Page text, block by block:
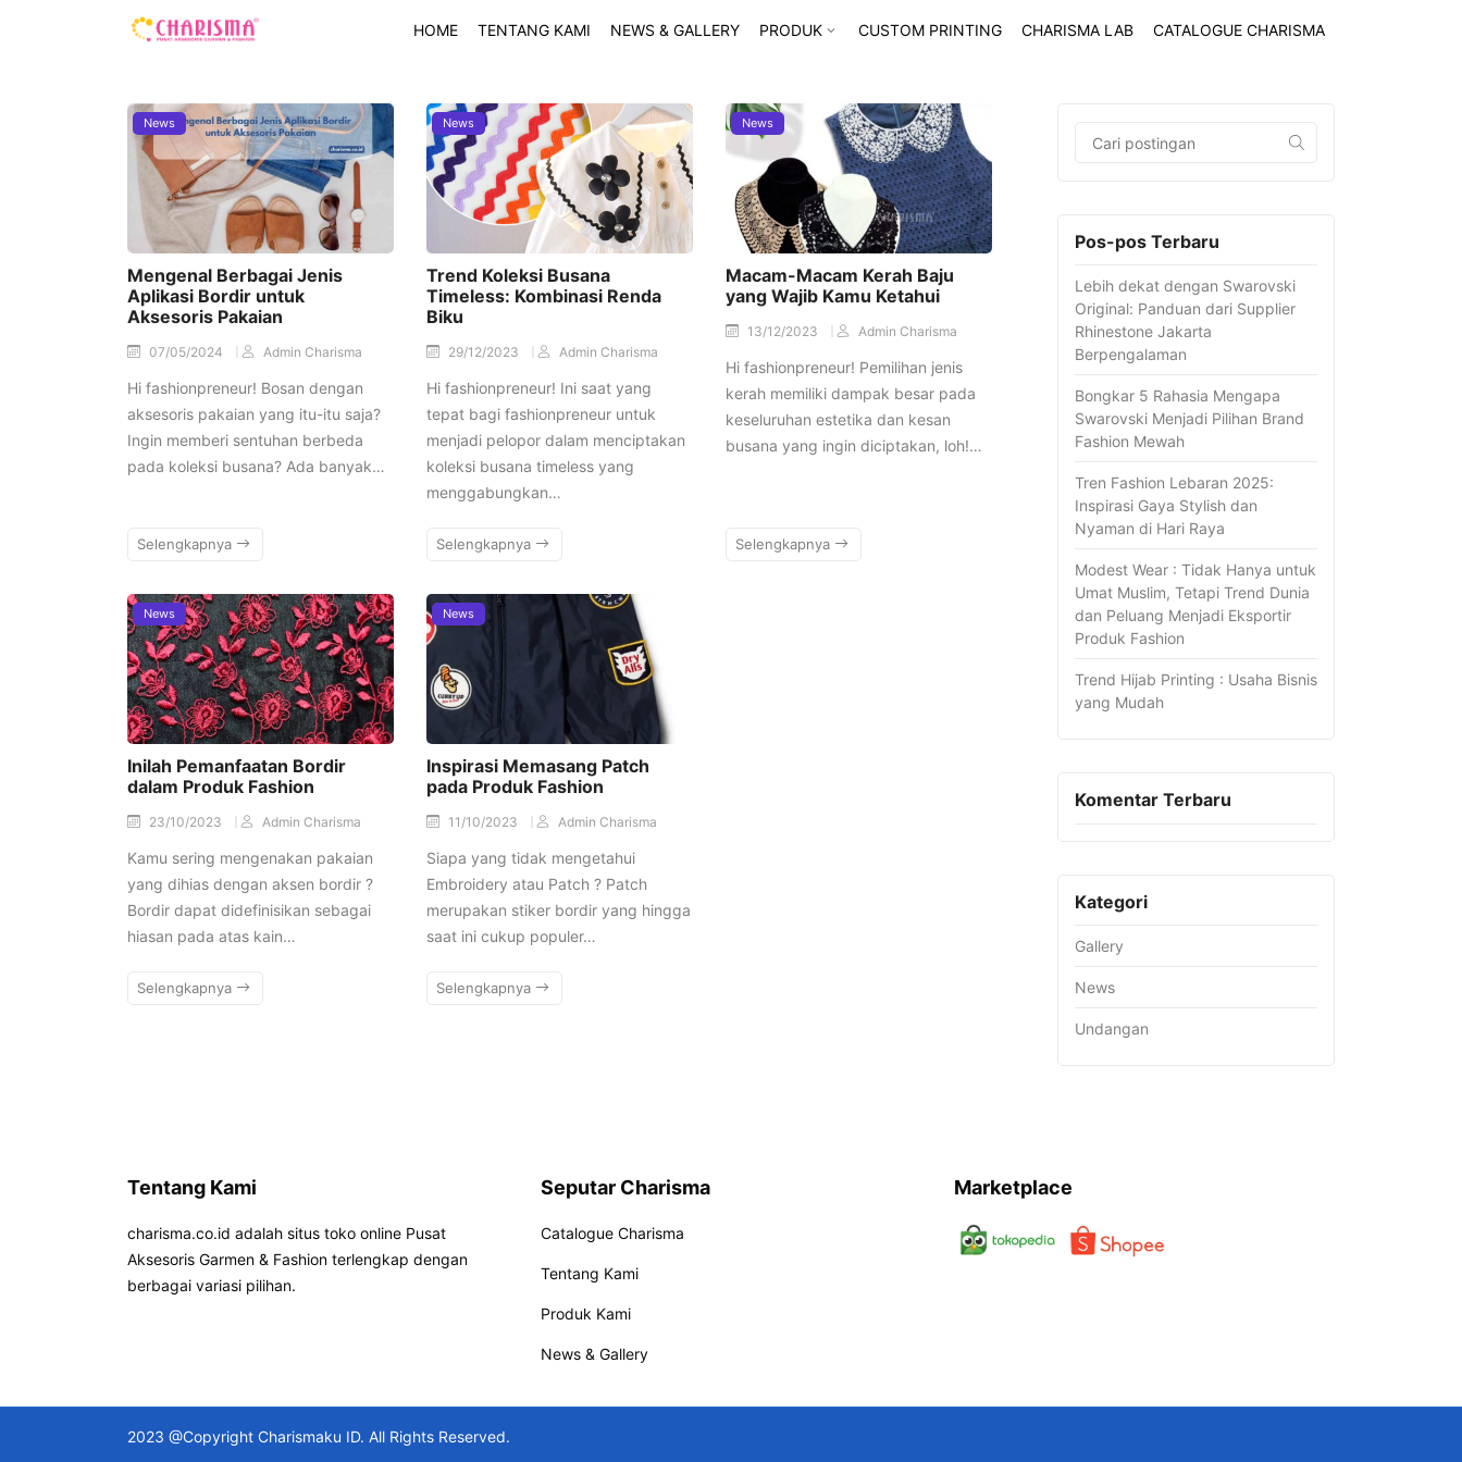
HOME TENTANG KAMI NEWS & GALLERY PRODUK CUSTOM PRINTING CHARISMA LAB CATALOGUE CHARISMA
News
Mengenal Berbagai Jenis
Aplikasi Bordir untuk
Aksesoris Pakaian
07/05/2024 Admin Charisma
Hi fashionpreneur! Bosan dengan
aksesoris pakaian yang itu-itu saja?
Ingin memberi sentuhan berbeda
pada koleksi busana? Ada banyak…
Selengkapnya
News
Trend Koleksi Busana
Timeless: Kombinasi Renda
Biku
29/12/2023 Admin Charisma
Hi fashionpreneur! Ini saat yang
tepat bagi fashionpreneur untuk
menjadi pelopor dalam menciptakan
koleksi busana timeless yang
menggabungkan…
Selengkapnya
News
Macam-Macam Kerah Baju
yang Wajib Kamu Ketahui
13/12/2023 Admin Charisma
Hi fashionpreneur! Pemilihan jenis
kerah memiliki dampak besar pada
keseluruhan estetika dan kesan
busana yang ingin diciptakan, loh!…
Selengkapnya
News
Inilah Pemanfaatan Bordir
dalam Produk Fashion
23/10/2023 Admin Charisma
Kamu sering mengenakan pakaian
yang dihias dengan aksen bordir ?
Bordir dapat didefinisikan sebagai
hiasan pada atas kain…
Selengkapnya
News
Inspirasi Memasang Patch
pada Produk Fashion
11/10/2023 Admin Charisma
Siapa yang tidak mengetahui
Embroidery atau Patch ? Patch
merupakan stiker bordir yang hingga
saat ini cukup populer…
Selengkapnya
Pos-pos Terbaru
Lebih dekat dengan Swarovski
Original: Panduan dari Supplier
Rhinestone Jakarta
Berpengalaman
Bongkar 5 Rahasia Mengapa
Swarovski Menjadi Pilihan Brand
Fashion Mewah
Tren Fashion Lebaran 2025:
Inspirasi Gaya Stylish dan
Nyaman di Hari Raya
Modest Wear : Tidak Hanya untuk
Umat Muslim, Tetapi Trend Dunia
dan Peluang Menjadi Eksportir
Produk Fashion
Trend Hijab Printing : Usaha Bisnis
yang Mudah
Komentar Terbaru
Kategori
Gallery
News
Undangan
Tentang Kami
charisma.co.id adalah situs toko online Pusat
Aksesoris Garmen & Fashion terlengkap dengan
berbagai variasi pilihan.
Seputar Charisma
Catalogue Charisma
Tentang Kami
Produk Kami
News & Gallery
Marketplace
2023 @Copyright Charismaku ID. All Rights Reserved.